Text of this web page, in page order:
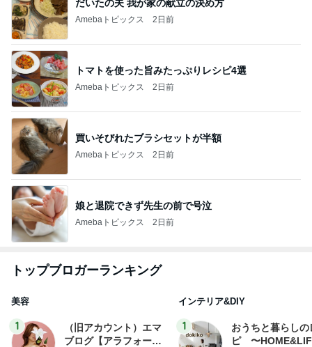
だいたの夫 我が家の献立の決め方
Amebaトピックス 2日前
トマトを使った旨みたっぷりレシピ4選
Amebaトピックス 2日前
買いそびれたブラシセットが半額
Amebaトピックス 2日前
娘と退院できず先生の前で号泣
Amebaトピックス 2日前
トップブロガーランキング
美容
1
（旧アカウント）エマ
ブログ【アラフォー会
インテリア&DIY
1
おうちと暮らしの
ピ 〜